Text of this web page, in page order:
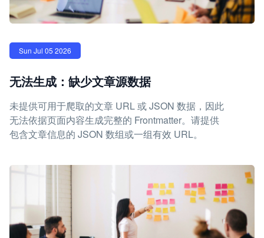
Sun Jul 05 2026
无法生成：缺少文章源数据
未提供可用于爬取的文章 URL 或 JSON 数据，因此
无法依据页面内容生成完整的 Frontmatter。请提供
包含文章信息的 JSON 数组或一组有效 URL。